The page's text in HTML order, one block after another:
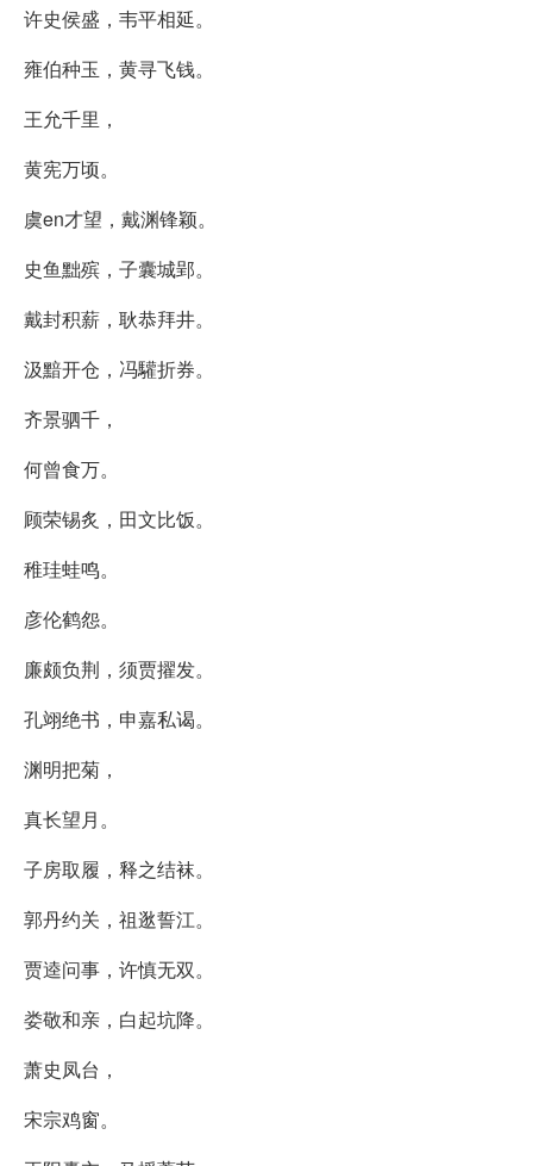
许史侯盛，韦平相延。
雍伯种玉，黄寻飞钱。
王允千里，
黄宪万顷。
虞en才望，戴渊锋颖。
史鱼黜殡，子囊城郢。
戴封积薪，耿恭拜井。
汲黯开仓，冯驩折券。
齐景驷千，
何曾食万。
顾荣锡炙，田文比饭。
稚珪蛙鸣。
彦伦鹤怨。
廉颇负荆，须贾擢发。
孔翊绝书，申嘉私谒。
渊明把菊，
真长望月。
子房取履，释之结袜。
郭丹约关，祖逖誓江。
贾逵问事，许慎无双。
娄敬和亲，白起坑降。
萧史凤台，
宋宗鸡窗。